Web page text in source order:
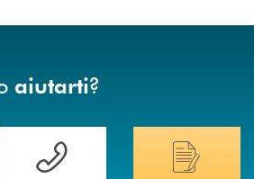
aiutarti?
a te&nbsp;
Hai bisogno di assistenza immediata?
Hai bisogno di